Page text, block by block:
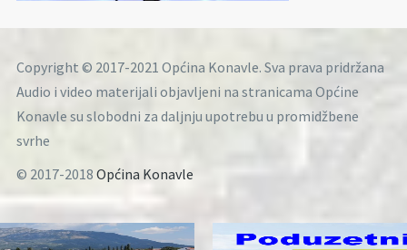
Copyright © 2017-2021 Općina Konavle. Sva prava pridržana
Audio i video materijali objavljeni na stranicama Općine
Konavle su slobodni za daljnju upotrebu u promidžbene
svrhe
© 2017-2018 Općina Konavle